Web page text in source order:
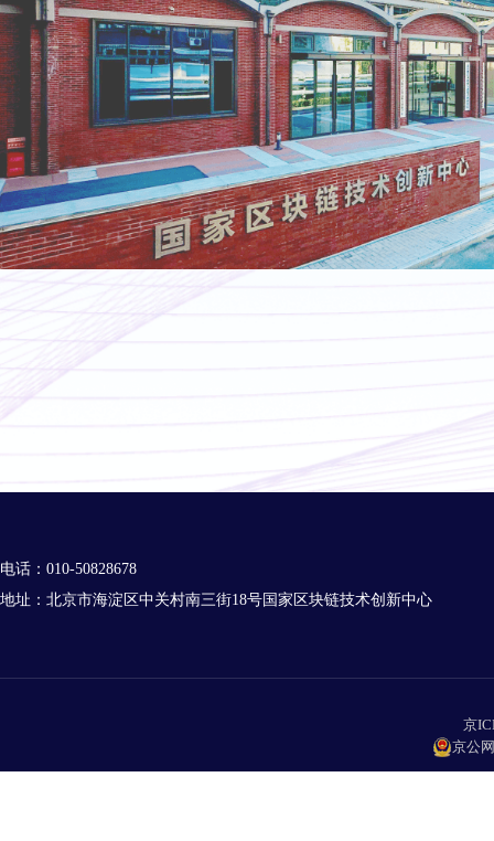
电话：010-50828678
地址：北京市海淀区中关村南三街18号国家区块链技术创新中心
京
京公